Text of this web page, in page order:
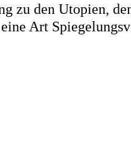
zu den Utopien,
Art